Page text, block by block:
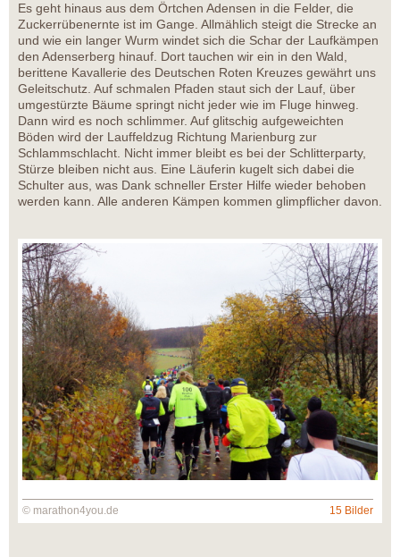
Es geht hinaus aus dem Örtchen Adensen in die Felder, die
Zuckerrübenernte ist im Gange. Allmählich steigt die Strecke an
und wie ein langer Wurm windet sich die Schar der Laufkämpen
den Adenserberg hinauf. Dort tauchen wir ein in den Wald,
berittene Kavallerie des Deutschen Roten Kreuzes gewährt uns
Geleitschutz. Auf schmalen Pfaden staut sich der Lauf, über
umgestürzte Bäume springt nicht jeder wie im Fluge hinweg.
Dann wird es noch schlimmer. Auf glitschig aufgeweichten
Böden wird der Lauffeldzug Richtung Marienburg zur
Schlammschlacht. Nicht immer bleibt es bei der Schlitterparty,
Stürze bleiben nicht aus. Eine Läuferin kugelt sich dabei die
Schulter aus, was Dank schneller Erster Hilfe wieder behoben
werden kann. Alle anderen Kämpen kommen glimpflicher davon.
© marathon4you.de 15 Bilder